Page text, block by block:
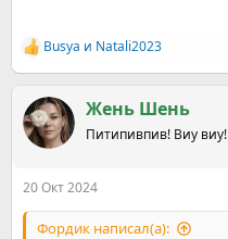
Р
е
к
ц
и
Busya и Natali2023
Жень Шень
Питипивпив! Виу виу!
20 Окт 2024
Фордик написал(а):